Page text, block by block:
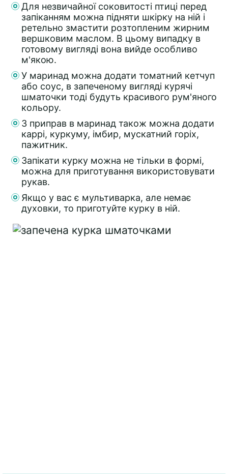
Для незвичайної соковитості птиці перед
запіканням можна підняти шкірку на ній і
ретельно змастити розтопленим жирним
вершковим маслом. В цьому випадку в
готовому вигляді вона вийде особливо
м'якою.
У маринад можна додати томатний кетчуп
або соус, в запеченому вигляді курячі
шматочки тоді будуть красивого рум'яного
кольору.
З приправ в маринад також можна додати
каррі, куркуму, імбир, мускатний горіх,
пажитник.
Запікати курку можна не тільки в формі,
можна для приготування використовувати
рукав.
Якщо у вас є мультиварка, але немає
духовки, то приготуйте курку в ній.